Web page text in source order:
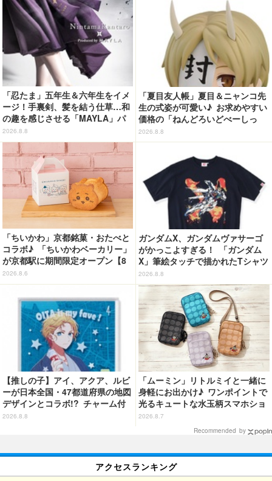
「忍たま」五年生＆六年生をイメ
ージ！手裏剣、髪を結う仕草…和
の趣を感じさせる「MAYLA」パ
ンプス
2026.8.8
「夏目友人帳」夏目＆ニャンコ先
生の式姿が可愛い♪ お求めやすい
価格の「ねんどろいどべーしっ
く」から登場！ ちんまい二人が
並んだ姿にキュン☆
2026.8.8
「ちいかわ」京都銘菓・おたべと
コラボ♪ 「ちいかわベーカリー」
が京都駅に期間限定オープン【8
月13日～】
2026.8.6
ガンダムX、ガンダムヴァサーゴ
がかっこよすぎる！ 「ガンダム
X」筆絵タッチで描かれたTシャツ
が明日（8/9）まで予約受付中！
2026.8.8
【推しの子】アイ、アクア、ルビ
ーが日本全国・47都道府県の地図
デザインとコラボ!? チャーム付
ピンバッジに♪
2026.8.8
「ムーミン」リトルミイと一緒に
身軽にお出かけ♪ ワンポイントで
光るキュートな水玉柄スマホショ
ルダーが新登場！
2026.8.7
Recommended by
アクセスランキング